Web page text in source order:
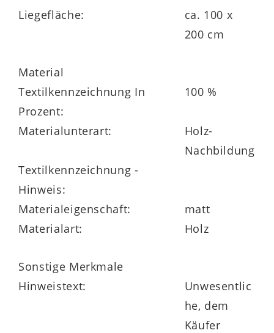
Liegefläche:
ca. 100 x
200 cm
Material
Textilkennzeichnung In
Prozent:
100 %
Materialunterart:
Holz-
Nachbildung
Textilkennzeichnung -
Hinweis:
Materialeigenschaft:
matt
Materialart:
Holz
Sonstige Merkmale
Hinweistext:
Unwesentlic
he, dem
Käufer